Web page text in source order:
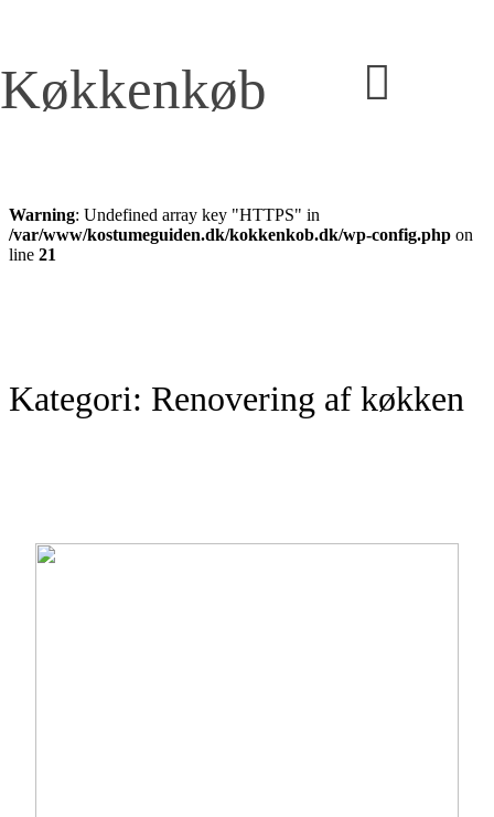
Warning: Undefined array key "HTTPS" in
/var/www/kostumeguiden.dk/kokkenkob.dk/wp-config.php on
line 21
Køkkenkøb
Kategori: Renovering af køkken